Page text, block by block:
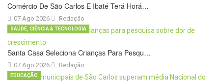
Comércio De São Carlos E Ibaté Terá Horá…
07 Ago 2026 Redação
Santa Casa Seleciona Crianças Para Pesqu…
07 Ago 2026
SAÚDE, CIÊNCIA & TECNOLOGIA
Redação
EDUCAÇÃO